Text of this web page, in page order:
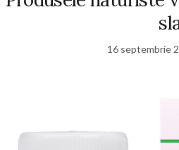
16 septembrie